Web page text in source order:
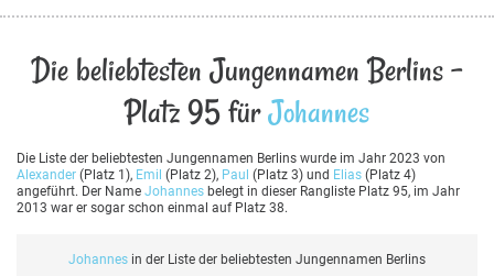
Die beliebtesten Jungennamen Berlins -
Platz 95 fürJohannes
Die Liste der beliebtesten Jungennamen Berlins wurde im Jahr 2023 von
Alexander (Platz 1), Emil (Platz 2), Paul (Platz 3) und Elias (Platz 4)
angeführt. Der Name Johannes belegt in dieser Rangliste Platz 95, im Jahr
2013 war er sogar schon einmal auf Platz 38.
Johannes in der Liste der beliebtesten Jungennamen Berlins